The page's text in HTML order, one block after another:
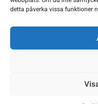
detta påverka vissa funktioner
: Undefined array